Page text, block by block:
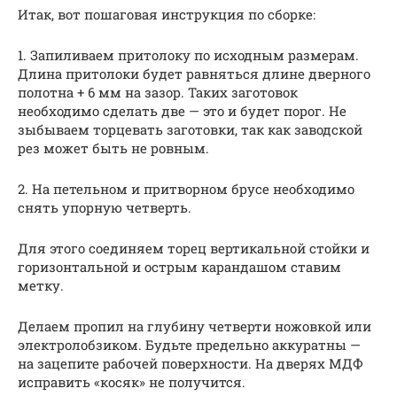
Итак, вот пошаговая инструкция по сборке:
1. Запиливаем притолоку по исходным размерам.
Длина притолоки будет равняться длине дверного
полотна + 6 мм на зазор. Таких заготовок
необходимо сделать две — это и будет порог. Не
зыбываем торцевать заготовки, так как заводской
рез может быть не ровным.
2. На петельном и притворном брусе необходимо
снять упорную четверть.
Для этого соединяем торец вертикальной стойки и
горизонтальной и острым карандашом ставим
метку.
Делаем пропил на глубину четверти ножовкой или
электролобзиком. Будьте предельно аккуратны —
на зацепите рабочей поверхности. На дверях МДФ
исправить «косяк» не получится.